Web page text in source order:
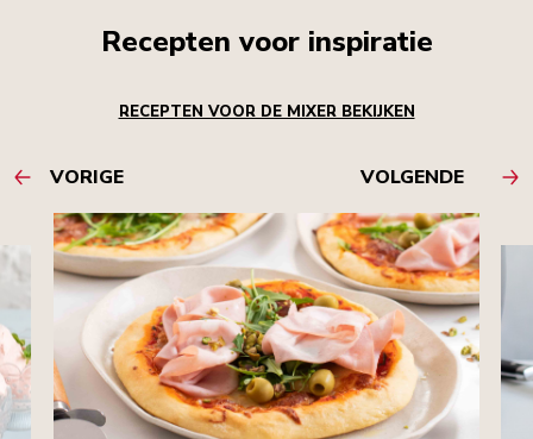
Recepten voor inspiratie
RECEPTEN VOOR DE MIXER BEKIJKEN
VORIGE VOLGENDE